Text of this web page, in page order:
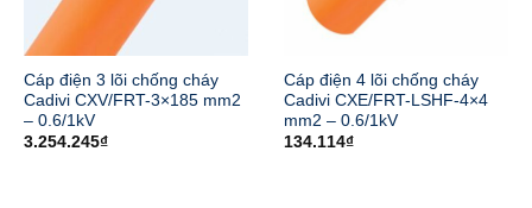
Cáp điện 3 lõi chống cháy
Cadivi CXV/FRT-3×185 mm2
– 0.6/1kV
3.254.245₫
Cáp điện 4 lõi chống cháy
Cadivi CXE/FRT-LSHF-4×4
mm2 – 0.6/1kV
134.114₫